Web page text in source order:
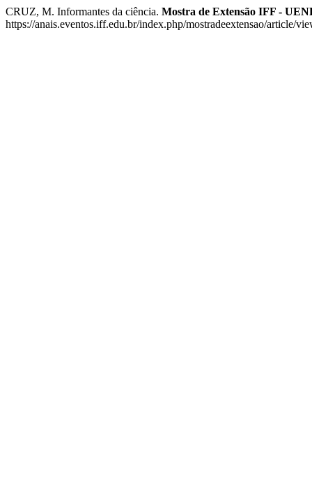
CRUZ, M. Informantes da ciência. Mostra de Extensão IFF -
https://anais.eventos.iff.edu.br/index.php/mostradeextensao/article/